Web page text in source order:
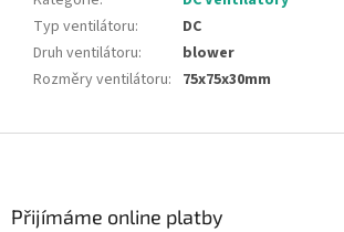
Typ ventilátoru:
DC
Druh ventilátoru:
blower
Rozměry ventilátoru: 75x75x30mm
Přijímáme online platby